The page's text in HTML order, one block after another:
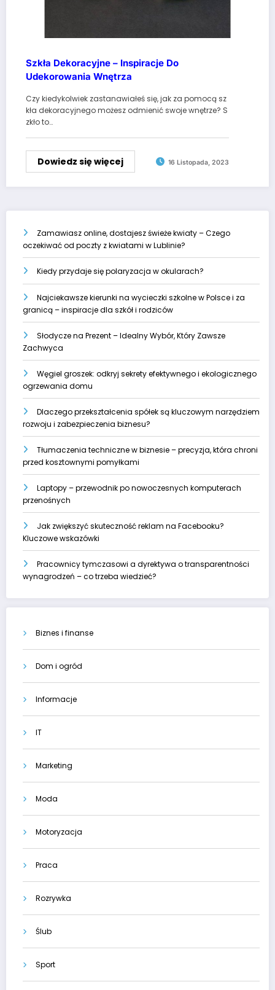
Szkła Dekoracyjne – Inspiracje Do
Udekorowania Wnętrza
Czy kiedykolwiek zastanawiałeś się, jak za pomocą sz
kła dekoracyjnego możesz odmienić swoje wnętrze? S
zkło to…
Dowiedz się więcej 16 Listopada, 2023
Zamawiasz online, dostajesz świeże kwiaty – Czego
oczekiwać od poczty z kwiatami w Lublinie?
Kiedy przydaje się polaryzacja w okularach?
Najciekawsze kierunki na wycieczki szkolne w Polsce i za
granicą – inspiracje dla szkół i rodziców
Słodycze na Prezent – Idealny Wybór, Który Zawsze
Zachwyca
Węgiel groszek: odkryj sekrety efektywnego i ekologicznego
ogrzewania domu
Dlaczego przekształcenia spółek są kluczowym narzędziem
rozwoju i zabezpieczenia biznesu?
Tłumaczenia techniczne w biznesie – precyzja, która chroni
przed kosztownymi pomyłkami
Laptopy – przewodnik po nowoczesnych komputerach
przenośnych
Jak zwiększyć skuteczność reklam na Facebooku?
Kluczowe wskazówki
Pracownicy tymczasowi a dyrektywa o transparentności
wynagrodzeń – co trzeba wiedzieć?
Biznes i finanse
Dom i ogród
Informacje
IT
Marketing
Moda
Motoryzacja
Praca
Rozrywka
Ślub
Sport